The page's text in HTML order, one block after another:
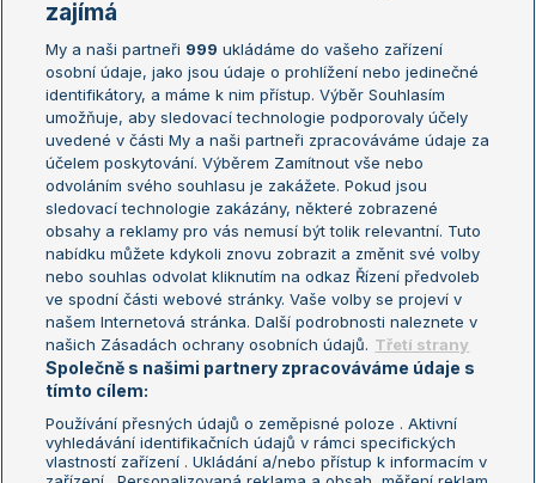
Žebříčky
Žebříček ATP (muži)
Žebříček WTA (ženy)
Sázkařský žebříček
Australian Open
French Open
Wimbledon
US Open
Turnaj mistrů
Turnaj mistryň
Aktualní trendy
Fotbalové přestupy
Livesport Daily
LS Prague Open
Podmínky užití
Nastavení soukromí
zajímá
My a naši partneři 999 ukládáme do vašeho zařízení
osobní údaje, jako jsou údaje o prohlížení nebo jedinečné
identifikátory, a máme k nim přístup. Výběr Souhlasím
umožňuje, aby sledovací technologie podporovaly účely
uvedené v části My a naši partneři zpracováváme údaje za
účelem poskytování. Výběrem Zamítnout vše nebo
odvoláním svého souhlasu je zakážete. Pokud jsou
sledovací technologie zakázány, některé zobrazené
obsahy a reklamy pro vás nemusí být tolik relevantní. Tuto
nabídku můžete kdykoli znovu zobrazit a změnit své volby
nebo souhlas odvolat kliknutím na odkaz Řízení předvoleb
ve spodní části webové stránky. Vaše volby se projeví v
našem Internetová stránka. Další podrobnosti naleznete v
našich Zásadách ochrany osobních údajů. Třetí strany
Společně s našimi partnery zpracováváme údaje s
tímto cílem:
Používání přesných údajů o zeměpisné poloze . Aktivní
vyhledávání identifikačních údajů v rámci specifických
vlastností zařízení . Ukládání a/nebo přístup k informacím v